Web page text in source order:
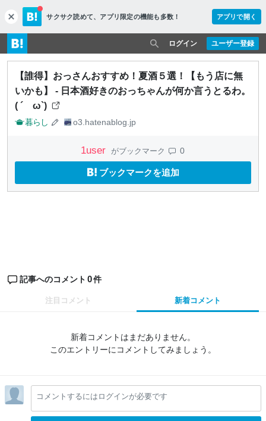
c
l
o
s
e
サクサク読めて、 アプリ限定の機能も多数！ アプリで開く
ユーザー登録
ログイン
【誰得】おっさんおすすめ！夏酒５選！【もう店に無
いかも】 - 日本酒好きのおっちゃんが何か言うとるわ。
( ´ ω`)
暮らし o3.hatenablog.jp
1user がブックマーク 0
ブックマークを追加
記事へのコメント 0件
注目コメント 新着コメント
新着コメントはまだありません。
このエントリーにコメントしてみましょう。
コメントするにはログインが必要です